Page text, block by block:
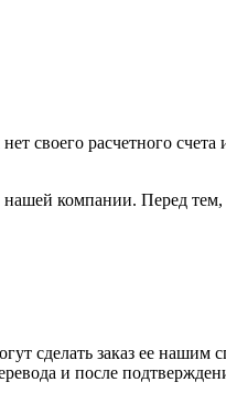
своего расчетного
компании. Перед тем,
сделать заказ ее нашим
и после